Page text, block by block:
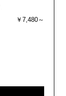
￥7,480～